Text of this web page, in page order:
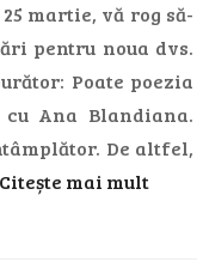
martie, vă rog să-
pentru noua dvs.
Poate poezia
Ana Blandiana.
De altfel,
Citește mai mult